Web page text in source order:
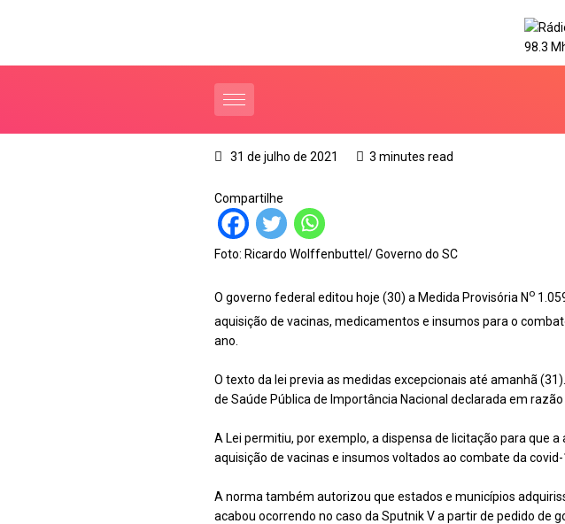
31 de julho de 2021 3 minutes read
Compartilhe
Foto: Ricardo Wolffenbuttel/ Governo do SC
O governo federal editou hoje (30) a Medida Provisória N o
aquisição de vacinas, medicamentos e insumos para o
ano.
O texto da lei previa as medidas excepcionais até amanhã
de Saúde Pública de Importância Nacional declarada em razão
A Lei permitiu, por exemplo, a dispensa de licitação para que
aquisição de vacinas e insumos voltados ao combate da covid-
A norma também autorizou que estados e municípios
acabou ocorrendo no caso da Sputnik V a partir de pedido de